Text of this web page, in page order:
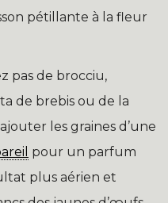
pétillante à la fleur
pas de brocciu,
de brebis ou de la
les graines d’une
pour un parfum
plus aérien et